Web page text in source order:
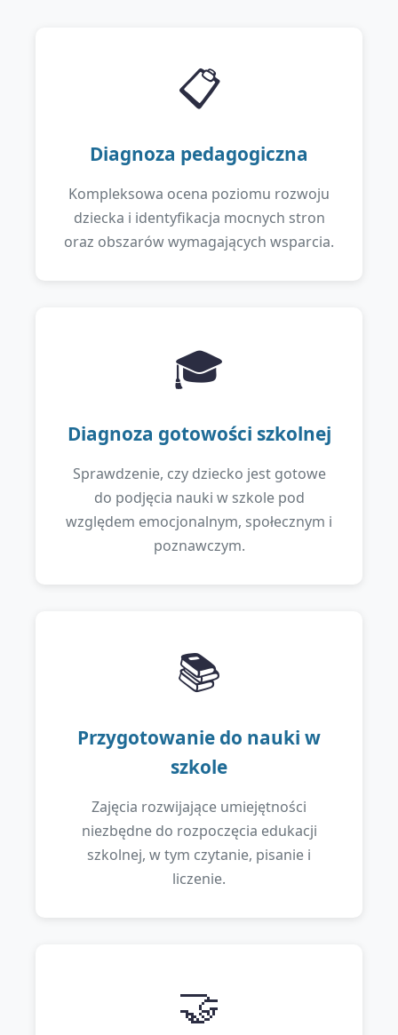
📋
Diagnoza pedagogiczna
Kompleksowa ocena poziomu rozwoju
dziecka i identyfikacja mocnych stron
oraz obszarów wymagających wsparcia.
🎓
Diagnoza gotowości szkolnej
Sprawdzenie, czy dziecko jest gotowe
do podjęcia nauki w szkole pod
względem emocjonalnym, społecznym i
poznawczym.
📚
Przygotowanie do nauki w
szkole
Zajęcia rozwijające umiejętności
niezbędne do rozpoczęcia edukacji
szkolnej, w tym czytanie, pisanie i
liczenie.
🤝